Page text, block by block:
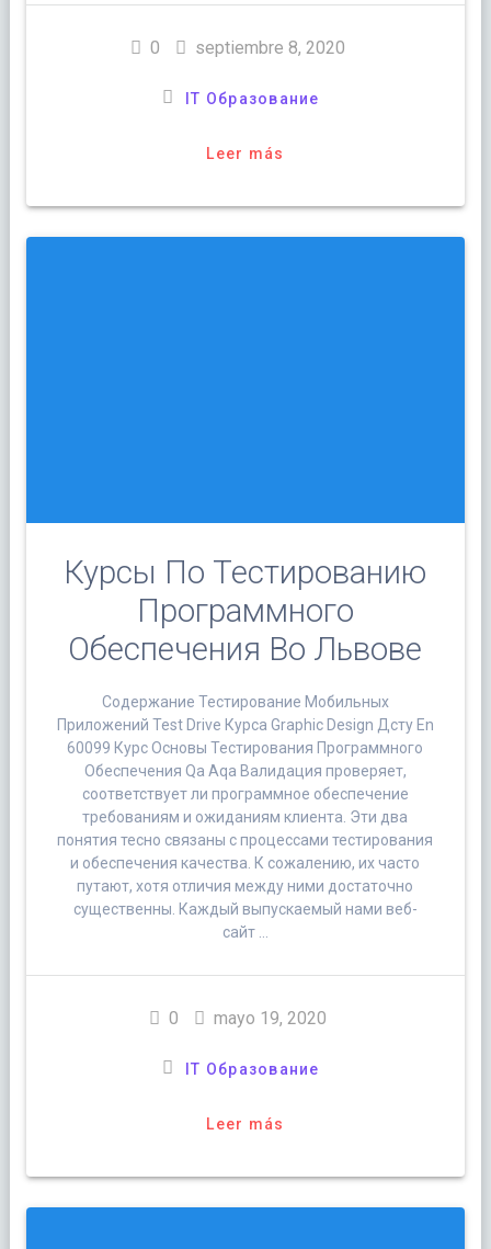
0 septiembre 8, 2020
IT Образование
Leer más
Курсы По Тестированию
Программного
Обеспечения Во Львове
Содержание Тестирование Мобильных
Приложений Test Drive Курса Graphic Design Дсту En
60099 Курс Основы Тестирования Программного
Обеспечения Qa Aqa Валидация проверяет,
соответствует ли программное обеспечение
требованиям и ожиданиям клиента. Эти два
понятия тесно связаны с процессами тестирования
и обеспечения качества. К сожалению, их часто
путают, хотя отличия между ними достаточно
существенны. Каждый выпускаемый нами веб-
сайт …
0 mayo 19, 2020
IT Образование
Leer más